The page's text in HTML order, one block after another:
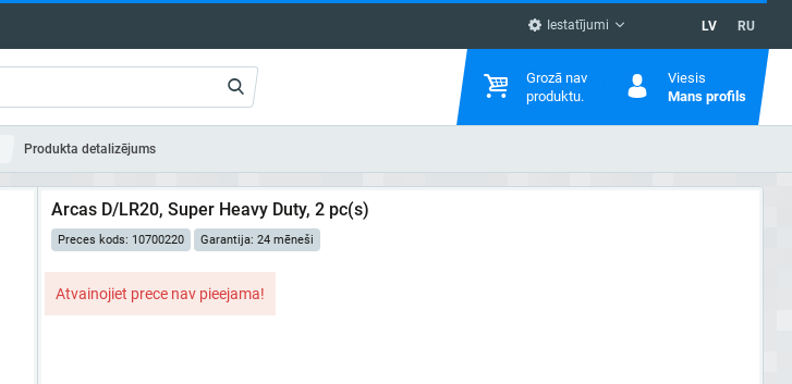
Iestatījumi LV RU
Grozā nav
produktu.
Viesis
Mans profils
Produkta detalizējums
Arcas D/LR20, Super Heavy Duty, 2 pc(s)
Preces kods: 10700220 Garantija: 24 mēneši
Atvainojiet prece nav pieejama!